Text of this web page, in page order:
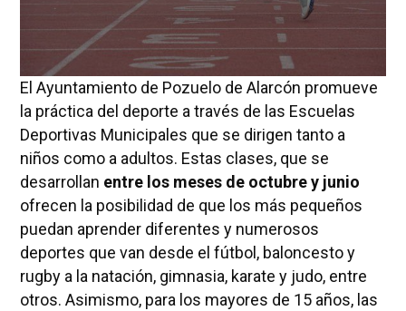
El Ayuntamiento de Pozuelo de Alarcón promueve
la práctica del deporte a través de las Escuelas
Deportivas Municipales que se dirigen tanto a
niños como a adultos. Estas clases, que se
desarrollan entre los meses de octubre y junio
ofrecen la posibilidad de que los más pequeños
puedan aprender diferentes y numerosos
deportes que van desde el fútbol, baloncesto y
rugby a la natación, gimnasia, karate y judo, entre
otros. Asimismo, para los mayores de 15 años, las